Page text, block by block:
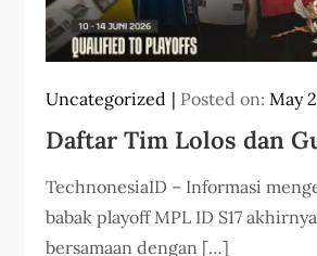
Uncategorized Posted on: May
Daftar Tim Lolos dan
TechnonesiaID – Informasi
babak playoff MPL ID S17
bersamaan dengan […]